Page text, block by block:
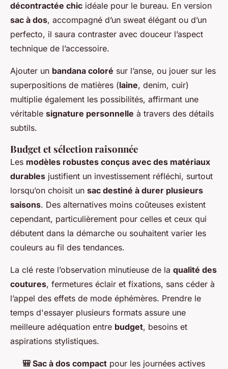
décontractée chic idéale pour le bureau. En version
sac à dos, accompagné d’un sweat élégant ou d’un
perfecto, il saura contraster avec douceur l’aspect
technique de l’accessoire.
Ajouter un bandana coloré sur l’anse, ou jouer sur les
superpositions de matières (laine, denim, cuir)
multiplie également les possibilités, affirmant une
véritable signature personnelle à travers des détails
subtils.
Budget et sélection raisonnée
Les modèles robustes conçus avec des matériaux
durables justifient un investissement réfléchi, surtout
lorsqu’on choisit un sac destiné à durer plusieurs
saisons. Des alternatives moins coûteuses existent
cependant, particulièrement pour celles et ceux qui
débutent dans la démarche ou souhaitent varier les
couleurs au fil des tendances.
La clé reste l’observation minutieuse de la qualité des
coutures, fermetures éclair et fixations, sans céder à
l’appel des effets de mode éphémères. Prendre le
temps d'essayer plusieurs formats assure une
meilleure adéquation entre budget, besoins et
aspirations stylistiques.
🎒 Sac à dos compact pour les journées actives